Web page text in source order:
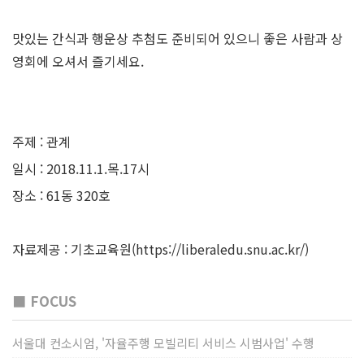
맛있는 간식과 행운상 추첨도 준비되어 있으니 좋은 사람과 상
영회에 오셔서 즐기세요.
주제 : 관계
일시 : 2018.11.1.목.17시
장소 : 61동 320호
자료제공 : 기초교육원(https://liberaledu.snu.ac.kr/)
■ FOCUS
서울대 컨소시엄, '자율주행 모빌리티 서비스 시범사업' 수행